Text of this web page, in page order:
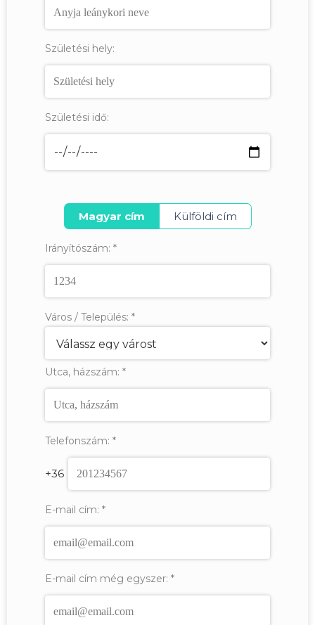
Születési hely:
Születési idő:
Magyar cím Külföldi cím
Irányítószám: *
Város / Település: *
Utca, házszám: *
Telefonszám: *
+36
E-mail cím: *
E-mail cím még egyszer: *